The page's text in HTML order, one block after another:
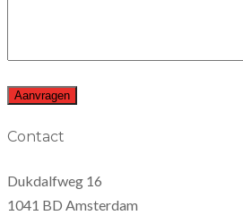
Contact
Dukdalfweg 16
1041 BD Amsterdam